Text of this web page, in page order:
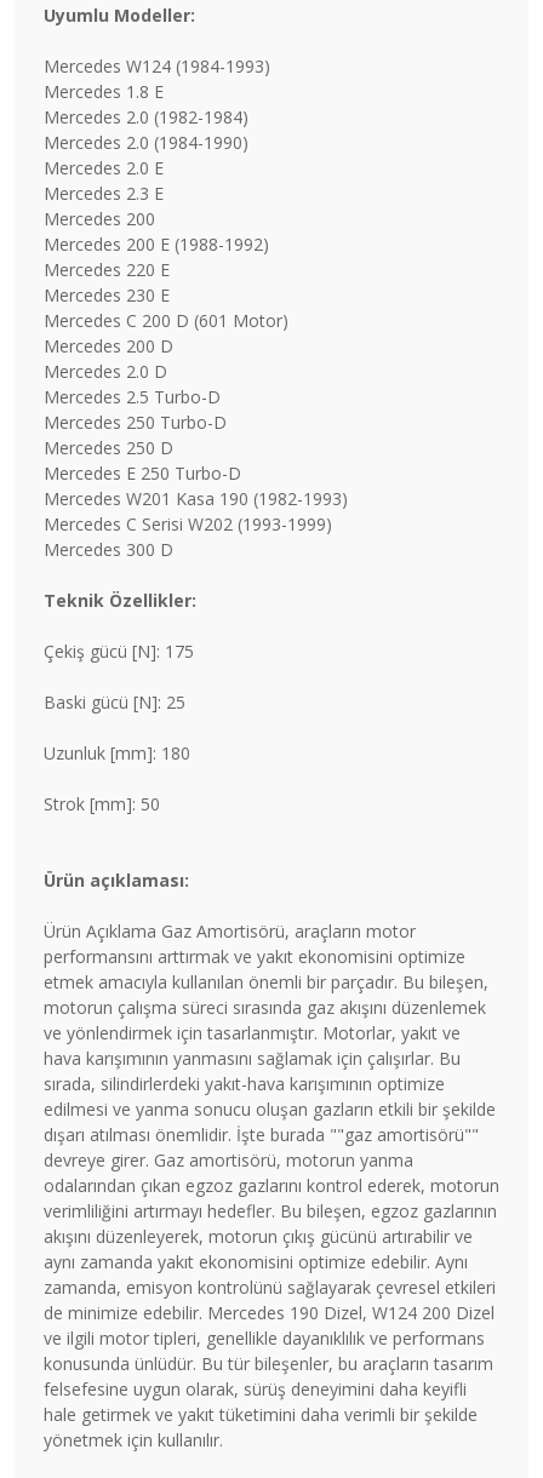
Uyumlu Modeller:
Mercedes W124 (1984-1993)
Mercedes 1.8 E
Mercedes 2.0 (1982-1984)
Mercedes 2.0 (1984-1990)
Mercedes 2.0 E
Mercedes 2.3 E
Mercedes 200
Mercedes 200 E (1988-1992)
Mercedes 220 E
Mercedes 230 E
Mercedes C 200 D (601 Motor)
Mercedes 200 D
Mercedes 2.0 D
Mercedes 2.5 Turbo-D
Mercedes 250 Turbo-D
Mercedes 250 D
Mercedes E 250 Turbo-D
Mercedes W201 Kasa 190 (1982-1993)
Mercedes C Serisi W202 (1993-1999)
Mercedes 300 D
Teknik Özellikler:
Çekiş gücü [N]: 175
Baski gücü [N]: 25
Uzunluk [mm]: 180
Strok [mm]: 50
Ürün açıklaması:
Ürün Açıklama Gaz Amortisörü, araçların motor
performansını arttırmak ve yakıt ekonomisini optimize
etmek amacıyla kullanılan önemli bir parçadır. Bu bileşen,
motorun çalışma süreci sırasında gaz akışını düzenlemek
ve yönlendirmek için tasarlanmıştır. Motorlar, yakıt ve
hava karışımının yanmasını sağlamak için çalışırlar. Bu
sırada, silindirlerdeki yakıt-hava karışımının optimize
edilmesi ve yanma sonucu oluşan gazların etkili bir şekilde
dışarı atılması önemlidir. İşte burada ""gaz amortisörü""
devreye girer. Gaz amortisörü, motorun yanma
odalarından çıkan egzoz gazlarını kontrol ederek, motorun
verimliliğini artırmayı hedefler. Bu bileşen, egzoz gazlarının
akışını düzenleyerek, motorun çıkış gücünü artırabilir ve
aynı zamanda yakıt ekonomisini optimize edebilir. Aynı
zamanda, emisyon kontrolünü sağlayarak çevresel etkileri
de minimize edebilir. Mercedes 190 Dizel, W124 200 Dizel
ve ilgili motor tipleri, genellikle dayanıklılık ve performans
konusunda ünlüdür. Bu tür bileşenler, bu araçların tasarım
felsefesine uygun olarak, sürüş deneyimini daha keyifli
hale getirmek ve yakıt tüketimini daha verimli bir şekilde
yönetmek için kullanılır.